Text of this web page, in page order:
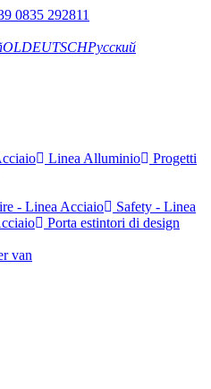
0835 292811
DEUTSCHРусский
Linea Alluminio
Progetti
- Linea Acciaio
Safety - Linea
Porta estintori di design
van